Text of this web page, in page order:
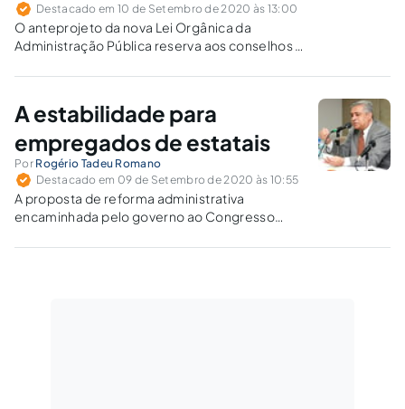
Destacado em 10 de Setembro de 2020 às 13:00
O anteprojeto da nova Lei Orgânica da
Administração Pública reserva aos conselhos a
integrantes da Administração, embora com
A estabilidade para
empregados de estatais
Por Rogério Tadeu Romano
Destacado em 09 de Setembro de 2020 às 10:55
A proposta de reforma administrativa
encaminhada pelo governo ao Congresso
mas também flexibiliza demissões em